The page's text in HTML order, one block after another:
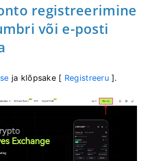
registreerimine
või e-posti
ja klõpsake [ Registreeru ].